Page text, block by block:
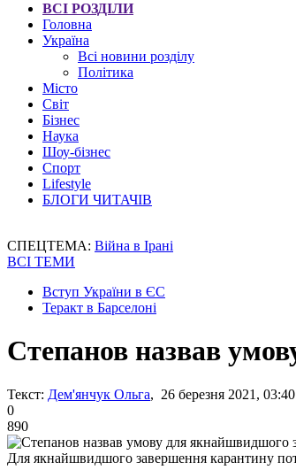
ВСІ РОЗДІЛИ
Головна
Україна
Всі новини розділу
Політика
Місто
Світ
Бізнес
Наука
Шоу-бізнес
Спорт
Lifestyle
БЛОГИ ЧИТАЧІВ
СПЕЦТЕМА: Війна в Ірані
ВСІ ТЕМИ
Вступ України в ЄС
Теракт в Барселоні
Степанов назвав
Текст: Дем'янчук Ольга, 26 березня 2021, 03:40
0
890
Для якнайшвидшого завершення карантину